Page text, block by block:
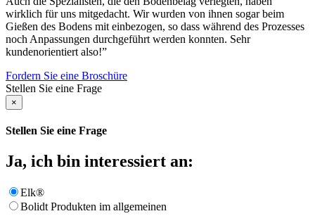
wirklich für uns mitgedacht. Wir wurden von ihnen sogar beim
Gießen des Bodens mit einbezogen, so dass während des Prozesses
noch Anpassungen durchgeführt werden konnten. Sehr
kundenorientiert also!”
Fordern Sie eine Broschüre
Stellen Sie eine Frage
×
Stellen Sie eine Frage
Ja, ich bin interessiert an:
Elk®
Bolidt Produkten im allgemeinen